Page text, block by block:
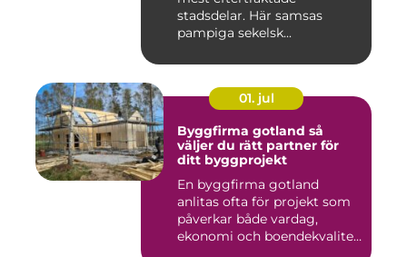
stadsdelar. Här samsas
pampiga sekelsk...
01. jul
Byggfirma gotland så
väljer du rätt partner för
ditt byggprojekt
En byggfirma gotland
anlitas ofta för projekt som
påverkar både vardag,
ekonomi och boendekvalitet